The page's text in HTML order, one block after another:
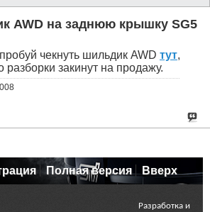
AWD на заднюю крышку SG5
чекнуть шильдик AWD тут,
разборки закинут на продажу.
Полная версия Вверх
Разработка и